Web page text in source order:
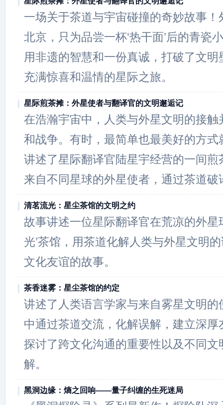
一场关于茶道与宇宙碰撞的奇妙故事
北京，只为品尝一杯‘热干面’后的青瓷
用非遗的智慧和一份真诚，打破了文
充满惊喜和温情的星际之旅。
星际煎茶摊：外星使者与翻译官的文明邂逅记
在浩瀚宇宙中，人类与外星文明的接触
和战争。有时，最简单也最美好的方式
讲述了星际翻译官陆星宇经营的一间煎
来自不同星球的外星使者，通过茶道破
清茗流光：星尘茶馆的文明之约
故事讲述一位星际翻译官在荒凉的外星
光’茶馆，用茶道化解人类与外星文明
文化友谊的故事。
茶香迷雾：星尘茶馆的约定
讲述了人类语言学家与来自雾星文明的
中通过茶道交流，化解误解，建立深
探讨了跨文化沟通的重要性以及不同文
解。
黑洞边缘：熵之回响——量子纠缠的生死迷局